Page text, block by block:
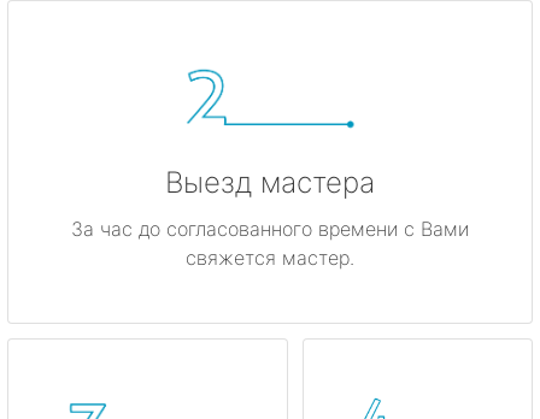
Выезд мастера
За час до согласованного времени с Вами
свяжется мастер.